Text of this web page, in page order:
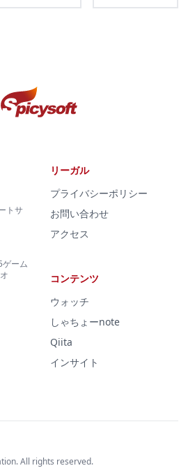
トサ
ーム
リーガル
プライバシーポリシー
お問い合わせ
アクセス
コンテンツ
ウォッチ
しゃちょーnote
Qiita
インサイト
All rights reserved.